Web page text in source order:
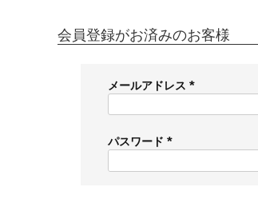
会員登録がお済みのお客様
メールアドレス
必
)
パスワード
必